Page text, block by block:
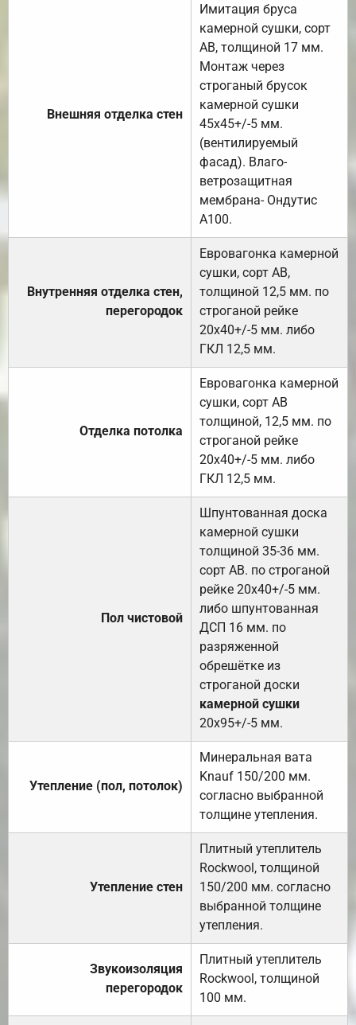
Внешняя отделка стен
Имитация бруса
камерной сушки, сорт
АВ, толщиной 17 мм.
Монтаж через
строганый брусок
камерной сушки
45х45+/-5 мм.
(вентилируемый
фасад). Влаго-
ветрозащитная
мембрана- Ондутис
А100.
Внутренняя отделка стен,
перегородок
Евровагонка камерной
сушки, сорт АВ,
толщиной 12,5 мм. по
строганой рейке
20х40+/-5 мм. либо
ГКЛ 12,5 мм.
Отделка потолка
Евровагонка камерной
сушки, сорт АВ
толщиной, 12,5 мм. по
строганой рейке
20х40+/-5 мм. либо
ГКЛ 12,5 мм.
Пол чистовой
Шпунтованная доска
камерной сушки
толщиной 35-36 мм.
сорт АВ. по строганой
рейке 20х40+/-5 мм.
либо шпунтованная
ДСП 16 мм. по
разряженной
обрешётке из
строганой доски
камерной сушки
20х95+/-5 мм.
Утепление (пол, потолок)
Минеральная вата
Knauf 150/200 мм.
согласно выбранной
толщине утепления.
Утепление стен
Плитный утеплитель
Rockwool, толщиной
150/200 мм. согласно
выбранной толщине
утепления.
Звукоизоляция
перегородок
Плитный утеплитель
Rockwool, толщиной
100 мм.